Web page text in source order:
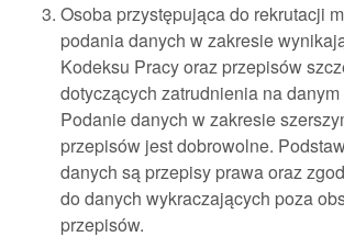
Osoba przystępująca do rekrutacji
podania danych w zakresie
Kodeksu Pracy oraz przepisów
dotyczących zatrudnienia na
Podanie danych w zakresie
przepisów jest dobrowolne.
danych są przepisy prawa oraz
do danych wykraczających poza
przepisów.